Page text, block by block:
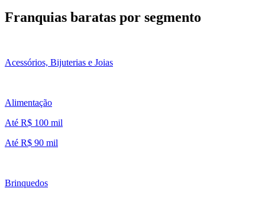
Franquias baratas por segmento
Acessórios, Bijuterias e Joias
Alimentação
Até R$ 100 mil
Até R$ 90 mil
Brinquedos